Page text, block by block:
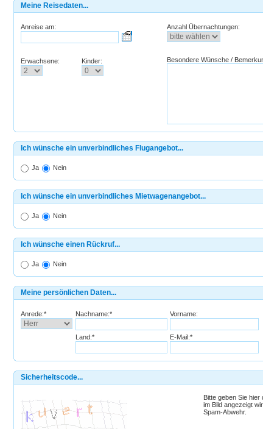
Meine Reisedaten...
Anreise am:
Erwachsene: Kinder:
Anzahl Übernachtungen:
Besondere Wünsche /
Ich wünsche ein unverbindliches Flugangebot...
Ja Nein
Ich wünsche ein unverbindliches Mietwagenangebot...
Ja Nein
Ich wünsche einen Rückruf...
Ja Nein
Meine persönlichen Daten...
Anrede:* Nachname:* Vorname:
Land:* E-Mail:*
Sicherheitscode...
Bitte geben Sie hier
im Bild angezeigt
Spam-Abwehr.